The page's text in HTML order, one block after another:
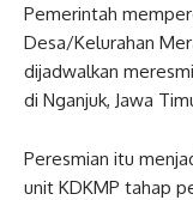
Pemerintah
Desa/Kelurahan
dijadwalkan
di Nganjuk, Jawa
Peresmian itu
unit KDKMP tahap